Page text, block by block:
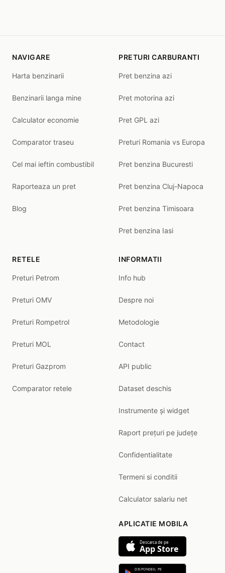
NAVIGARE
Harta benzinarii
Benzinarii langa mine
Calculator economie
Comparator traseu
Cel mai ieftin combustibil
Raporteaza un pret
Blog
PRETURI CARBURANTI
Pret benzina azi
Pret motorina azi
Pret GPL azi
Preturi Romania vs Europa
Pret benzina Bucuresti
Pret benzina Cluj-Napoca
Pret benzina Timisoara
Pret benzina Iasi
RETELE
Preturi Petrom
Preturi OMV
Preturi Rompetrol
Preturi MOL
Preturi Gazprom
Comparator retele
INFORMATII
Info hub
Despre noi
Metodologie
Contact
API public
Dataset deschis
Instrumente și widget
Raport prețuri pe județe
Confidentialitate
Termeni si conditii
Calculator salariu net
APLICATIE MOBILA
Descarca de pe
App Store
DISPONIBIL PE